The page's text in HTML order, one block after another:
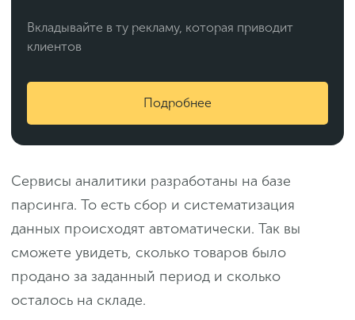
Вкладывайте в ту рекламу, которая приводит
клиентов
Подробнее
Сервисы аналитики разработаны на базе
парсинга. То есть сбор и систематизация
данных происходят автоматически. Так вы
сможете увидеть, сколько товаров было
продано за заданный период и сколько
осталось на складе.